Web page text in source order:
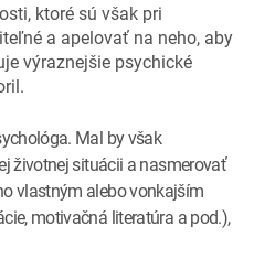
ktoré sú však pri
a apelovať na neho, aby
výraznejšie psychické
Mal by však
životnej situácii a nasmerovať
vlastným alebo vonkajším
motivačná literatúra a pod.),